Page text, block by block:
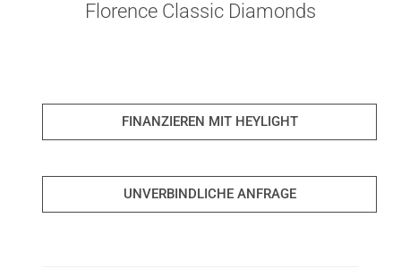
Florence Classic Diamonds
FINANZIEREN MIT HEYLIGHT
UNVERBINDLICHE ANFRAGE